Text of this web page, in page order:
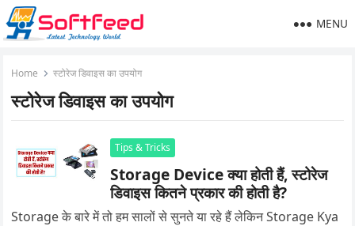
MENU
Home स्टोरेज डिवाइस का उपयोग
स्टोरेज डिवाइस का उपयोग
Tips & Tricks
Storage Device क्या होती हैं, स्टोरेज
डिवाइस कितने प्रकार की होती है?
Storage के बारे में तो हम सालों से सुनते या रहे हैं लेकिन Storage Kya